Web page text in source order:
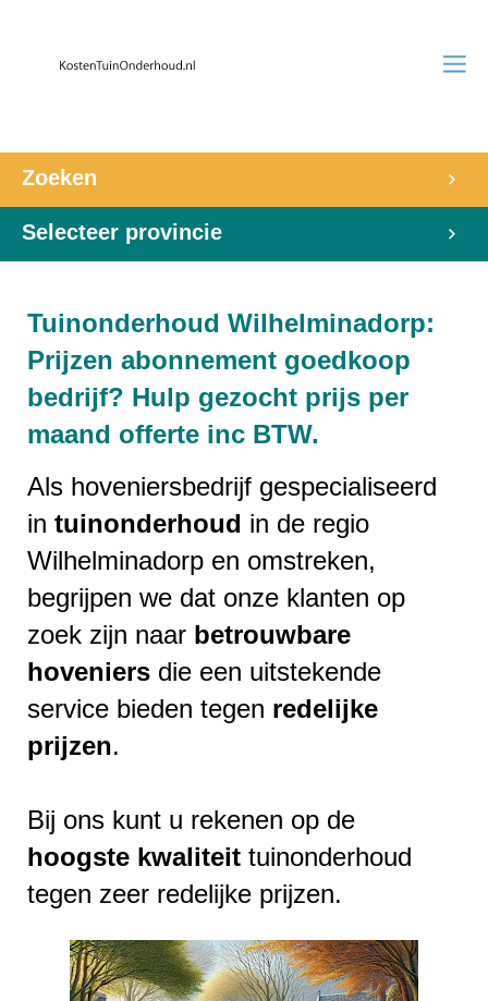
Zoeken
Selecteer provincie
Tuinonderhoud Wilhelminadorp:
Prijzen abonnement goedkoop
bedrijf? Hulp gezocht prijs per
maand offerte inc BTW.
Als hoveniersbedrijf gespecialiseerd
in tuinonderhoud in de regio
Wilhelminadorp en omstreken,
begrijpen we dat onze klanten op
zoek zijn naar betrouwbare
hoveniers die een uitstekende
service bieden tegen redelijke
prijzen.
Bij ons kunt u rekenen op de
hoogste kwaliteit tuinonderhoud
tegen zeer redelijke prijzen.